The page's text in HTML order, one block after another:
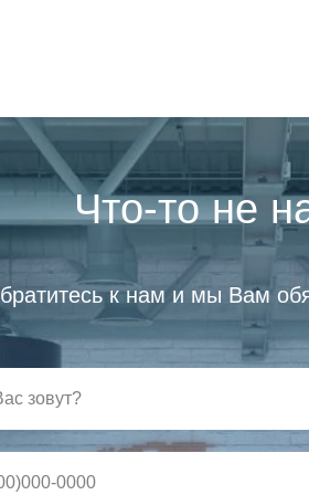
Что-то не
к нам и мы Вам